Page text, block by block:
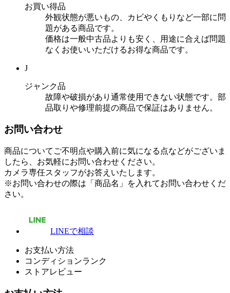
お買い得品
外観状態が悪いもの、カビやくもりなど一部に問
題がある商品です。
価格は一般中古品よりも安く、用途に合えば問題
なくお使いいただけるお得な商品です。
J
ジャンク品
故障や破損があり通常使用できない状態です。部
品取りや修理前提の商品で保証はありません。
お問い合わせ
商品についてご不明点や購入前に気になる点などがございま
したら、お気軽にお問い合わせください。
カメラ専任スタッフがお答えいたします。
※お問い合わせの際は「商品名」を入れてお問い合わせくだ
さい。
LINEで相談
お支払い方法
コンディションランク
ストアレビュー